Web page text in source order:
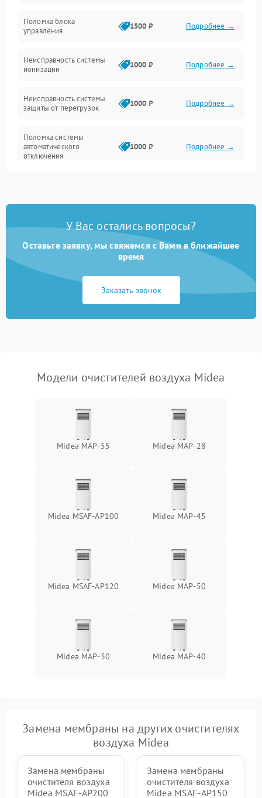
Сеть
Поломка блока
управления
1500 ₽ Подробнее →
Неисправность системы
ионизации
1000 ₽ Подробнее →
Неисправность системы
защиты от перегрузок
1000 ₽ Подробнее →
Поломка системы
автоматического
отключения
1000 ₽ Подробнее →
замыкания
Повреждение системы
защиты от перегрева
1000 ₽
Неисправность системы
Неисправность системы
защиты от перегрева
от перенапряжения
Подробнее →
Подробнее →
Не работает авто-режим Подробнее →
У Вас остались вопросы?
Оставьте заявку, мы свяжемся с Вами в ближайшее
время
Заказать звонок
Модели очистителей воздуха Midea
Midea MAP-55 Midea MAP-28
Midea MSAF-AP100 Midea MAP-45
Midea MSAF-AP120 Midea MAP-50
Midea MAP-30 Midea MAP-40
Замена мембраны на других очистителях
воздуха Midea
Замена мембраны
очистителя воздуха
Midea MSAF-AP200
Замена мембраны
очистителя воздуха
Midea MSAF-AP150